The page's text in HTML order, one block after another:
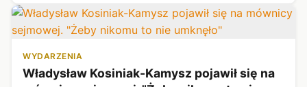
WYDARZENIA
Władysław Kosiniak-Kamysz pojawił się na